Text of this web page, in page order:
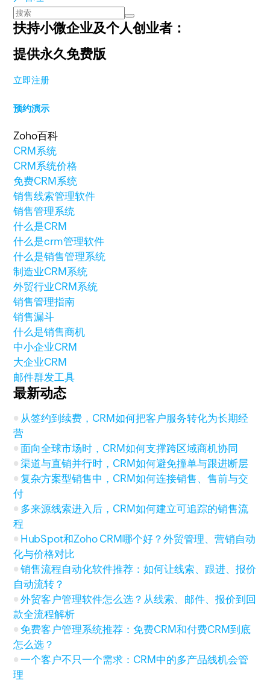
扶持小微企业及个人创业者：
提供永久免费版
立即注册
预约演示
Zoho百科
CRM系统
CRM系统价格
免费CRM系统
销售线索管理软件
销售管理系统
什么是CRM
什么是crm管理软件
什么是销售管理系统
制造业CRM系统
外贸行业CRM系统
销售管理指南
销售漏斗
什么是销售商机
中小企业CRM
大企业CRM
邮件群发工具
最新动态
从签约到续费，CRM如何把客户服务转化为长期经
营
面向全球市场时，CRM如何支撑跨区域商机协同
渠道与直销并行时，CRM如何避免撞单与跟进断层
复杂方案型销售中，CRM如何连接销售、售前与交
付
多来源线索进入后，CRM如何建立可追踪的销售流
程
HubSpot和Zoho CRM哪个好？外贸管理、营销自动
化与价格对比
销售流程自动化软件推荐：如何让线索、跟进、报价
自动流转？
外贸客户管理软件怎么选？从线索、邮件、报价到回
款全流程解析
免费客户管理系统推荐：免费CRM和付费CRM到底
怎么选？
一个客户不只一个需求：CRM中的多产品线机会管
理